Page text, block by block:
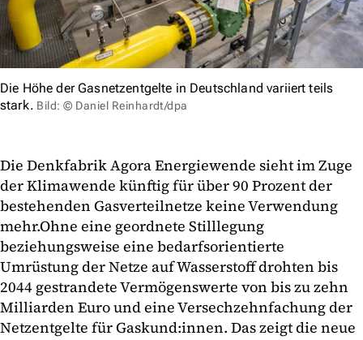
Die Höhe der Gasnetzentgelte in Deutschland variiert teils
stark. Bild: © Daniel Reinhardt/dpa
Die Denkfabrik Agora Energiewende sieht im Zuge
der Klimawende künftig für über 90 Prozent der
bestehenden Gasverteilnetze keine Verwendung
mehr.Ohne eine geordnete Stilllegung
beziehungsweise eine bedarfsorientierte
Umrüstung der Netze auf Wasserstoff drohten bis
2044 gestrandete Vermögenswerte von bis zu zehn
Milliarden Euro und eine Versechzehnfachung der
Netzentgelte für Gaskund:innen. Das zeigt die neue